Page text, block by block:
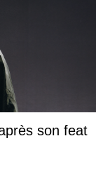
son feat